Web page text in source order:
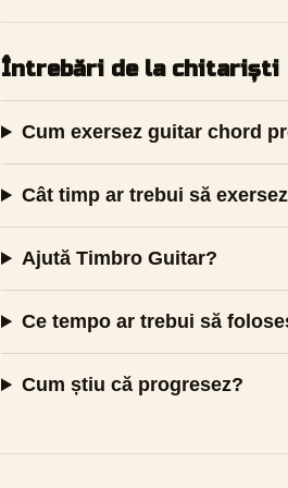
Întrebări de la chitariști
Cum exersez guitar chord
Cât timp ar trebui să
Ajută Timbro Guitar?
Ce tempo ar trebui să
Cum știu că progresez?